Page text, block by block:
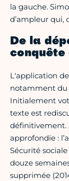
la gauche.
d’ampleur qui,
De la
conquête
L'application
notamment du
Initialement
texte est
définitivement.
approfondie :
Sécurité sociale
douze
supprimée